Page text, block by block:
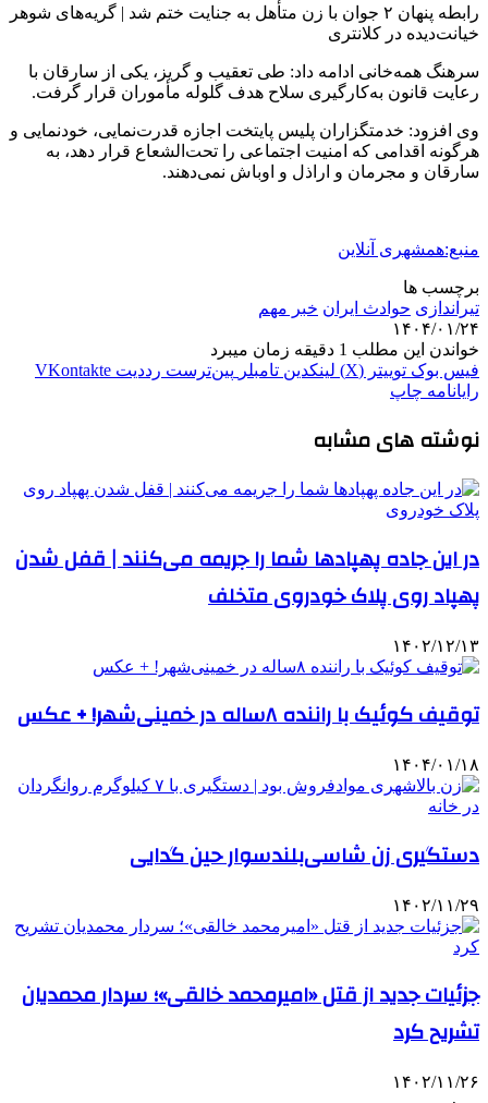
رابطه پنهان ۲ جوان با زن متأهل به جنایت ختم شد | گریه‌های شوهر
خیانت‌دیده در کلانتری
سرهنگ همه‌خانی ادامه داد: طی تعقیب و گریز، یکی از سارقان با
رعایت قانون به‌کارگیری سلاح هدف گلوله مأموران قرار گرفت.
وی افزود: خدمتگزاران پلیس پایتخت اجازه قدرت‌نمایی، خودنمایی و
هرگونه اقدامی که امنیت اجتماعی را تحت‌الشعاع قرار دهد، به
سارقان و مجرمان و اراذل‌ و اوباش نمی‌دهند.
منبع:همشهری آنلاین
برچسب ها
تیراندازی حوادث ایران خبر مهم
۱۴۰۴/۰۱/۲۴
خواندن این مطلب 1 دقیقه زمان میبرد
فیس بوک توییتر (X) لینکدین ‫تامبلر ‫پین‌ترست ‫رددیت ‫VKontakte
رایانامه چاپ
نوشته های مشابه
در این جاده پهپادها شما را جریمه می‌کنند | قفل شدن
پهپاد روی پلاک خودروی متخلف
۱۴۰۲/۱۲/۱۳
توقیف کوئیک با راننده ۸ساله در خمینی‌شهر! + عکس
۱۴۰۴/۰۱/۱۸
دستگیری زن شاسی‌بلندسوار حین گدایی
۱۴۰۲/۱۱/۲۹
جزئیات جدید از قتل «امیرمحمد خالقی»؛ سردار محمدیان
تشریح کرد
۱۴۰۲/۱۱/۲۶